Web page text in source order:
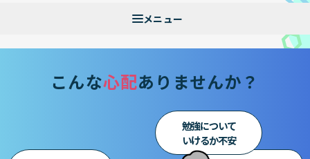
こんな心配ありませんか？
勉強について
いけるか不安